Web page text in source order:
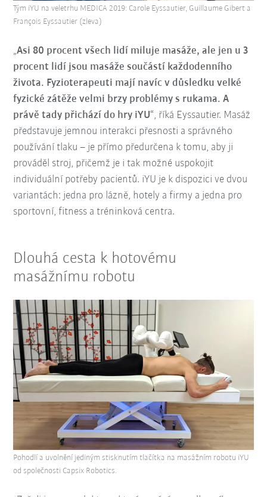
„Asi 80 procent všech lidí miluje masáže, ale jen u 3
procent lidí jsou masáže součástí každodenního
života. Fyzioterapeuti mají navíc v důsledku velké
fyzické zátěže velmi brzy problémy s rukama. A
právě tady přichází do hry iYU“, říká Eyssautier. Masáž
představuje jemnou interakci přesnosti a správného
používání tlaku – je přímo předurčena k tomu, aby ji
prováděl stroj, přičemž je i tak možné uspokojit
individuální potřeby pacientů. iYU je k dispozici ve dvou
variantách: jedna pro lázně, hotely a firmy a jedna pro
sportovní, fitness a tréninková centra.
Tým iYU na veletrhu MEDICA 2019: Carole Eyssautier, Guillaume Gibert a
François Eyssautier (zleva)
Dlouhá cesta k hotovému
masážnímu robotu
Pohodlí a uvolnění jediným stisknutím tlačítka na masážním robotu iYU
od společnosti Capsix Robotics.